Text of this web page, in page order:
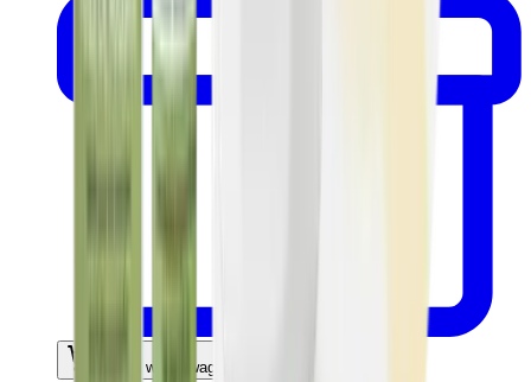
In mijn winkelwagen